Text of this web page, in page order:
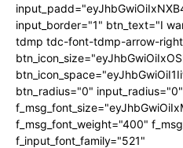
input_border="1" btn_text="I
tdmp tdc-font-tdmp-arrow-
btn_radius="0"
f_msg_font_weight="400"
f_input_font_family="521"